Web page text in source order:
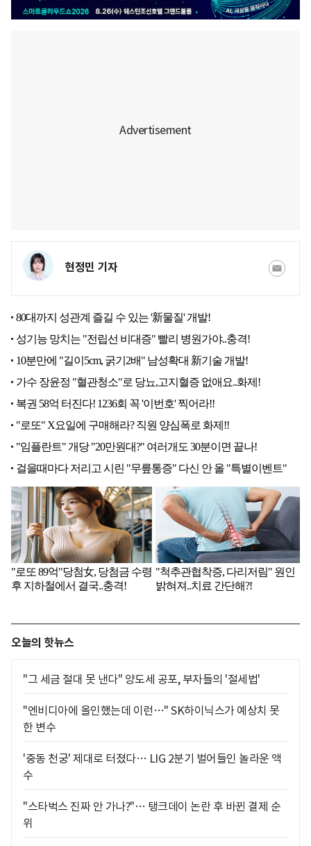
현정민 기자
오늘의 핫뉴스
"그 세금 절대 못 낸다" 양도세 공포, 부자들의 '절세법'
"엔비디아에 올인했는데 이런…" SK하이닉스가 예상치 못
한 변수
'중동 천궁' 제대로 터졌다… LIG 2분기 벌어들인 놀라운 액
수
"스타벅스 진짜 안 가나?"… 탱크데이 논란 후 바뀐 결제 순
위